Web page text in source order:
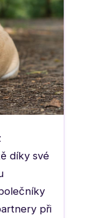
díky své
při